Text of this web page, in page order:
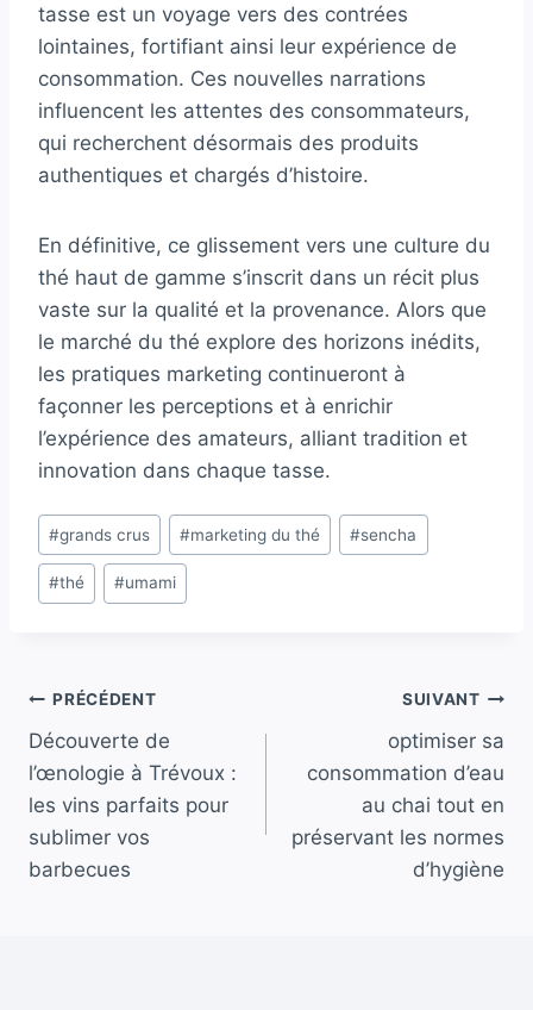
tasse est un voyage vers des contrées
lointaines, fortifiant ainsi leur expérience de
consommation. Ces nouvelles narrations
influencent les attentes des consommateurs,
qui recherchent désormais des produits
authentiques et chargés d’histoire.
En définitive, ce glissement vers une culture du
thé haut de gamme s’inscrit dans un récit plus
vaste sur la qualité et la provenance. Alors que
le marché du thé explore des horizons inédits,
les pratiques marketing continueront à
façonner les perceptions et à enrichir
l’expérience des amateurs, alliant tradition et
innovation dans chaque tasse.
Étiquettes
de
la
#grands crus #marketing du thé #sencha
#thé #umami
Navigation
de
l’article
PRÉCÉDENT
Découverte de
l’œnologie à Trévoux :
les vins parfaits pour
sublimer vos
barbecues
SUIVANT
optimiser sa
consommation d’eau
au chai tout en
préservant les normes
d’hygiène